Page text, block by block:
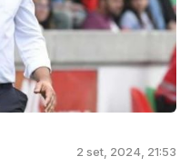
2 set, 2024, 21:53